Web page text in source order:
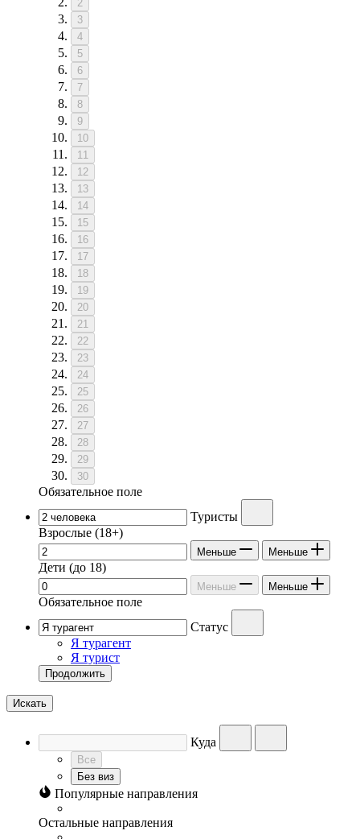
2
3
4
5
6
7
8
9
10
11
12
13
14
15
16
17
18
19
20
21
22
23
24
25
26
27
28
29
30
Обязательное поле
Туристы
Взрослые (18+)
Меньше Меньше
Дети (до 18)
Меньше Меньше
Обязательное поле
Статус
Я турагент
Я турист
Продолжить
Искать
Куда
Все
Без виз
Популярные направления
Остальные направления